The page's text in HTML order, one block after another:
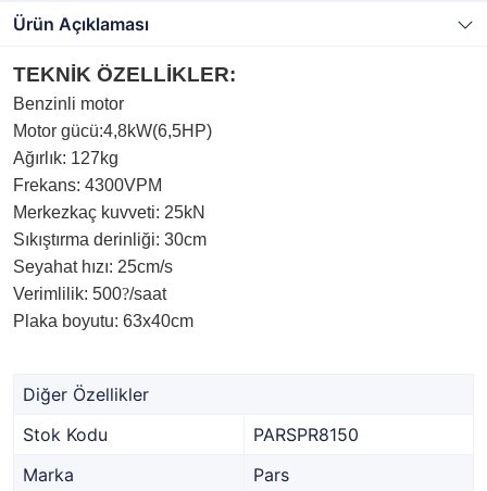
Ürün Açıklaması
TEKNİK ÖZELLİKLER:
Benzinli motor
Motor gücü:4,8kW(6,5HP)
Ağırlık: 127kg
Frekans: 4300VPM
Merkezkaç kuvveti: 25kN
Sıkıştırma derinliği: 30cm
Seyahat hızı: 25cm/s
Verimlilik: 500?/saat
Plaka boyutu: 63x40cm
Diğer Özellikler
Stok Kodu
PARSPR8150
Marka
Pars